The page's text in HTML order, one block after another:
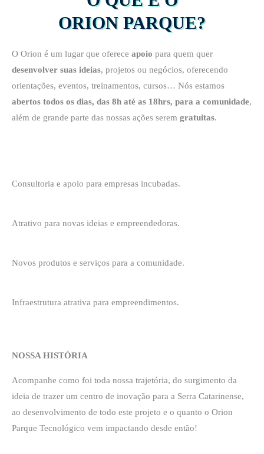
ORION PARQUE?
O Orion é um lugar que oferece apoio para quem quer
desenvolver suas ideias, projetos ou negócios, oferecendo
orientações, eventos, treinamentos, cursos… Nós estamos
abertos todos os dias, das 8h até as 18hrs, para a comunidade,
além de grande parte das nossas ações serem gratuitas.
Consultoria e apoio para empresas incubadas.
Atrativo para novas ideias e empreendedoras.
Novos produtos e serviços para a comunidade.
Infraestrutura atrativa para empreendimentos.
NOSSA HISTÓRIA
Acompanhe como foi toda nossa trajetória, do surgimento da
ideia de trazer um centro de inovação para a Serra Catarinense,
ao desenvolvimento de todo este projeto e o quanto o Orion
Parque Tecnológico vem impactando desde então!